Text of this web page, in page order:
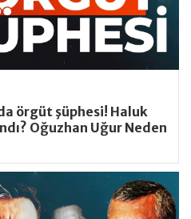
örgüt şüphesi! Haluk
Oğuzhan Uğur Neden